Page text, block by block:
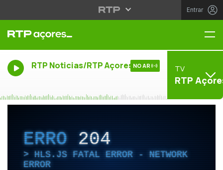
Entrar
RTP Noticias/RTP Açores NO AR TV
RTP
ERRO204
HLS.JS FATAL ERROR - NETWORK
ERROR